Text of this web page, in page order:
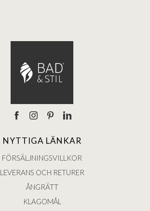
NYTTIGA LÄNKAR
FÖRSÄLJNINGSVILLKOR
LEVERANS OCH RETURER
ÅNGRÄTT
KLAGOMÅL